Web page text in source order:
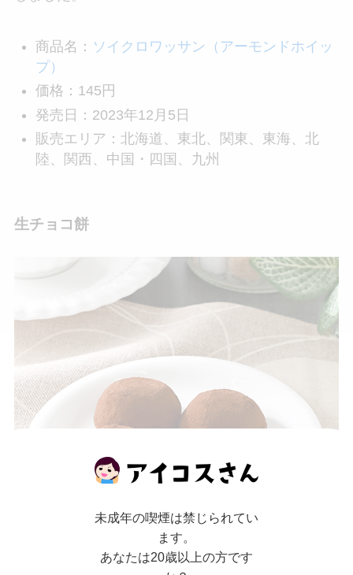
商品名： ソイクロワッサン（アーモンドホイッ
プ）
価格：145円
発売日：2023年12月5日
販売エリア：北海道、東北、関東、東海、北
陸、関西、中国・四国、九州
生チョコ餅
未成年の喫煙は禁じられてい
ます。
あなたは20歳以上の方です